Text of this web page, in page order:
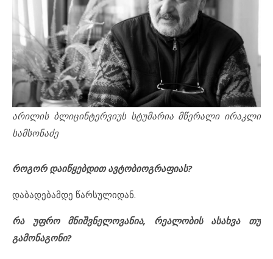
არილის ბლიცინტერვიუს სტუმარია მწერალი ირაკლი
სამსონაძე
როგორ დაიწყებდით ავტობიოგრაფიას?
დაბადებამდე წარსულიდან.
რა უფრო მნიშვნელოვანია, რეალობის ასახვა თუ
გამონაგონი?